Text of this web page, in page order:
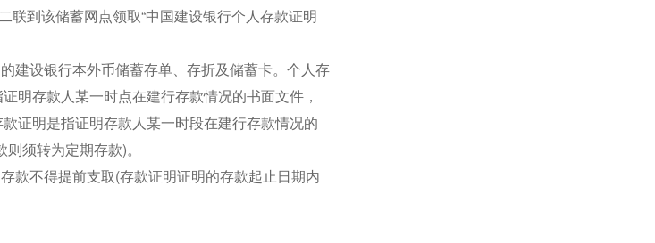
联到该储蓄网点领取“中国建设银行个人存款证明
建设银行本外币储蓄存单、存折及储蓄卡。个人存
明存款人某一时点在建行存款情况的书面文件，
证明是指证明存款人某一时段在建行存款情况的
须转为定期存款)。
款不得提前支取(存款证明证明的存款起止日期内